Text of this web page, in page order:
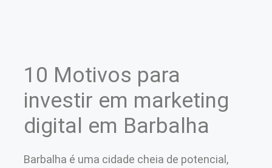
10 Motivos para
investir em marketing
digital em Barbalha
Barbalha é uma cidade cheia de potencial,